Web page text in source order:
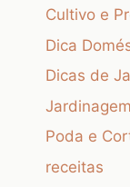
Cultivo e
Dica
Dicas de
Poda e
receitas